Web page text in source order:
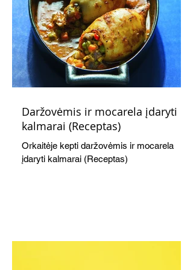
Daržovėmis ir mocarela įdaryti
kalmarai (Receptas)
Orkaitėje kepti daržovėmis ir mocarela
įdaryti kalmarai (Receptas)